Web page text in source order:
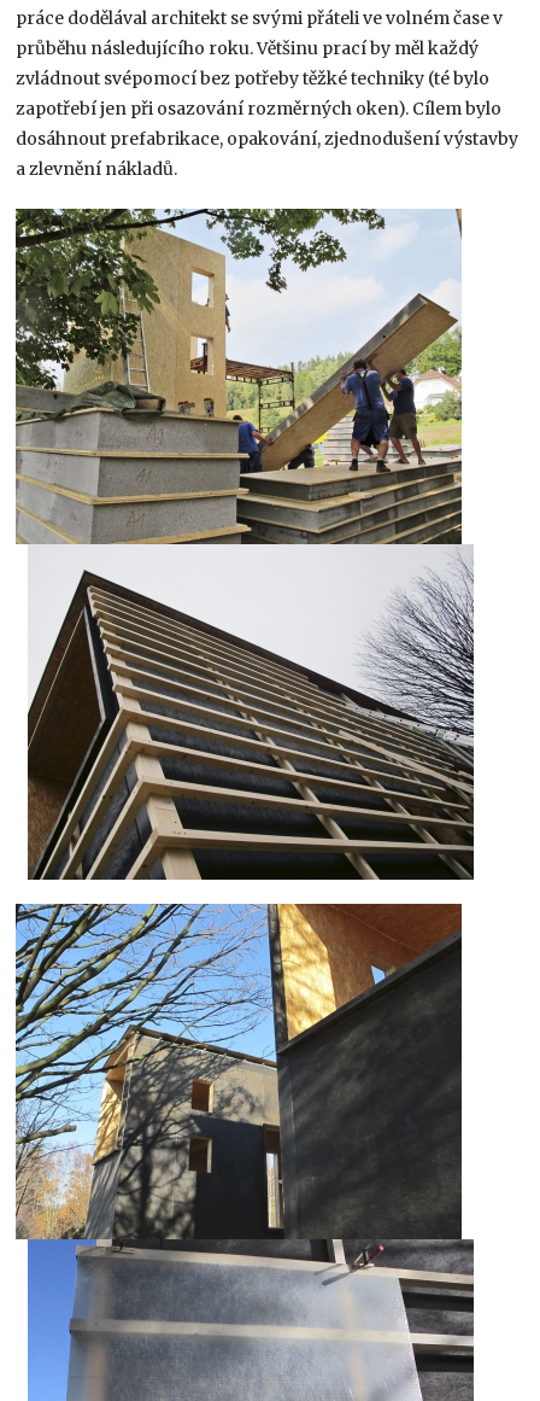
práce dodělával architekt se svými přáteli ve volném čase v
průběhu následujícího roku. Většinu prací by měl každý
zvládnout svépomocí bez potřeby těžké techniky (té bylo
zapotřebí jen při osazování rozměrných oken). Cílem bylo
dosáhnout prefabrikace, opakování, zjednodušení výstavby
a zlevnění nákladů.